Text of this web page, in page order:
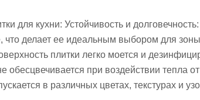
для кухни: Устойчивость и
что делает ее идеальным выбором для
плитки легко моется и
обесцвечивается при воздействии тепла
в различных цветах, текстурах и